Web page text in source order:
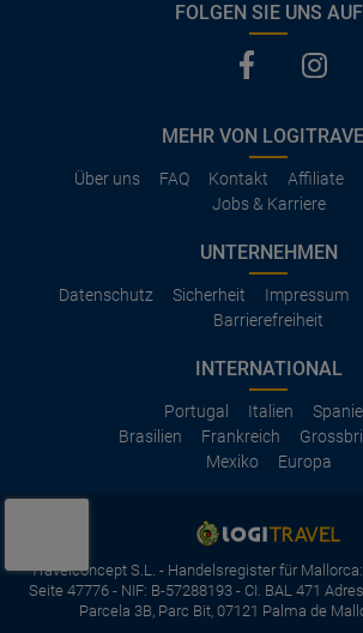
FOLGEN SIE UNS AUF
MEHR VON
Über uns FAQ Kontakt Affiliate
Jobs & Karriere
UNTERNEHMEN
Datenschutz Sicherheit Impressum
Barrierefreiheit
INTERNATIONAL
Portugal Italien
Brasilien
Frankreich
Mexiko
Europa
Travelconcept S.L. - Handelsregister für
Seite 47776 - NIF: B-57288193 - CI. BAL 471
Parcela 3B, Parc Bit, 07121 Palma de